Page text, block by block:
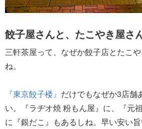
餃子屋さんと、たこやき屋さ
三軒茶屋って、なぜか餃子店とたこ
ね。
『東京餃子楼』 だけでもなぜか3店舗
い。『ラヂオ焼 粉もん屋』に、『元
に『銀だこ』もあるしね。早い安い